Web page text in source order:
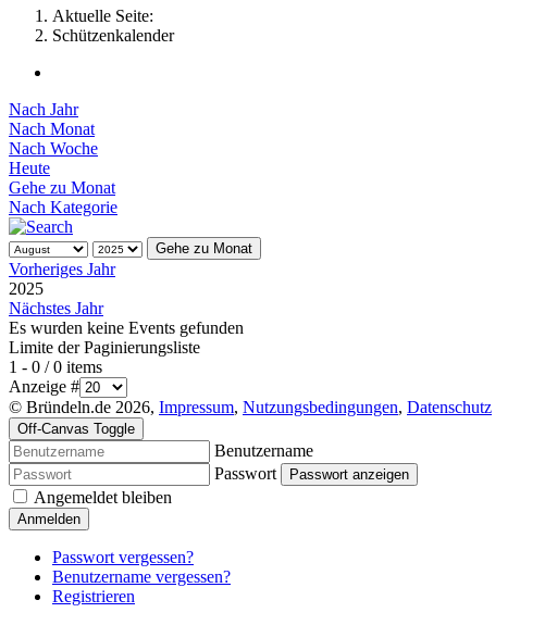
Aktuelle Seite:
Schützenkalender
Nach Jahr
Nach Monat
Nach Woche
Heute
Gehe zu Monat
Nach Kategorie
Gehe zu Monat
Vorheriges Jahr
2025
Nächstes Jahr
Es wurden keine Events gefunden
Limite der Paginierungsliste
1 - 0 / 0 items
Anzeige #
© Bründeln.de 2026, Impressum, Nutzungsbedingungen, Datenschutz
Off-Canvas Toggle
Benutzername
Passwort
Passwort anzeigen
Angemeldet bleiben
Anmelden
Passwort vergessen?
Benutzername vergessen?
Registrieren